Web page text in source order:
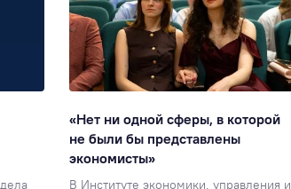
«Нет ни одной сферы, в которой
не были бы представлены
экономисты»
В Институте экономики, управления и